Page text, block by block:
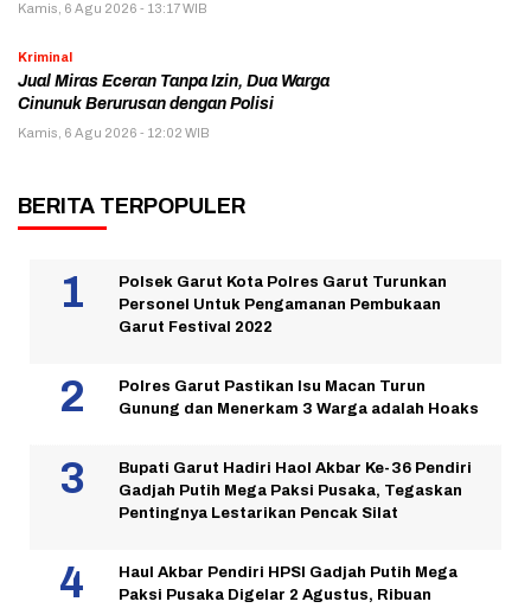
Kamis, 6 Agu 2026 - 13:17 WIB
Kriminal
Jual Miras Eceran Tanpa Izin, Dua Warga
Cinunuk Berurusan dengan Polisi
Kamis, 6 Agu 2026 - 12:02 WIB
BERITA TERPOPULER
Polsek Garut Kota Polres Garut Turunkan
Personel Untuk Pengamanan Pembukaan
Garut Festival 2022
Polres Garut Pastikan Isu Macan Turun
Gunung dan Menerkam 3 Warga adalah Hoaks
Bupati Garut Hadiri Haol Akbar Ke-36 Pendiri
Gadjah Putih Mega Paksi Pusaka, Tegaskan
Pentingnya Lestarikan Pencak Silat
Haul Akbar Pendiri HPSI Gadjah Putih Mega
Paksi Pusaka Digelar 2 Agustus, Ribuan